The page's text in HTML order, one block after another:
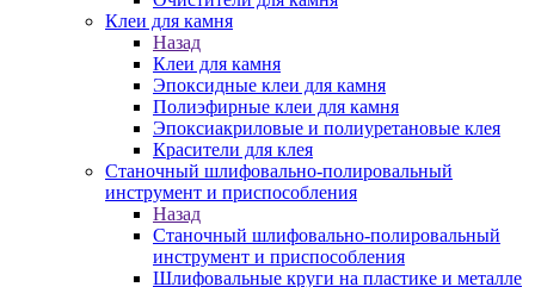
Клеи для камня
Назад
Клеи для камня
Эпоксидные клеи для камня
Полиэфирные клеи для камня
Эпоксиакриловые и полиуретановые клея
Красители для клея
Станочный шлифовально-полировальный
инструмент и приспособления
Назад
Станочный шлифовально-полировальный
инструмент и приспособления
Шлифовальные круги на пластике и металле